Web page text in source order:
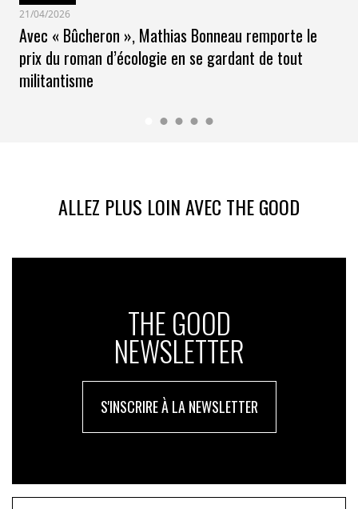
21/04/2026
Avec « Bûcheron », Mathias Bonneau remporte le
prix du roman d’écologie en se gardant de tout
militantisme
ALLEZ PLUS LOIN AVEC THE GOOD
THE GOOD
NEWSLETTER
S'INSCRIRE À LA NEWSLETTER